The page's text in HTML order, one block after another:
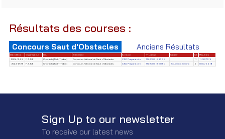
Résultats des courses :
Concours Saut d'Obstacles Anciens Résultats
Date début Organisateur Lieu Evènement Epreuve N° License Cavalier Clt
Résultats
2024-12-29
F.T.S.E Chorfech (Sidi-Thabet) Concours National de Saut d'Obstacles CSO Préparatoire TN-2009-89398 11
11.00/71.79
2024-12-28
F.T.S.E Chorfech (Sidi-Thabet) Concours National de Saut d'Obstacles CSO Préparatoire TN-2009-36060 Bouassida Yassine 5 0.00/54.18
Sign Up to our newsletter
To receive our latest news